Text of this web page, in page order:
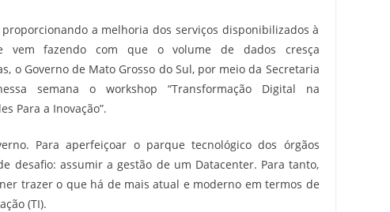
a melhoria dos serviços disponibilizados à
vem fazendo com que o volume de dados cresça
o Governo de Mato Grosso do Sul, por meio da Secretaria
semana o workshop “Transformação Digital na
Para a Inovação”.
Para aperfeiçoar o parque tecnológico dos órgãos
desafio: assumir a gestão de um Datacenter. Para tanto,
trazer o que há de mais atual e moderno em termos de
(TI).